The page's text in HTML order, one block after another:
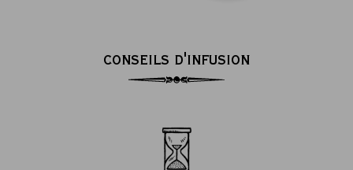
CONSEILS D'INFUSION